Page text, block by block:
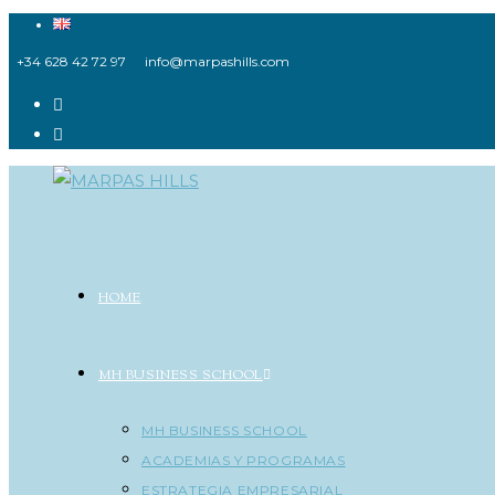
al
+34 628 42 72 97 info@marpashills.com
HOME
MH BUSINESS SCHOOL
MH BUSINESS SCHOOL
ACADEMIAS Y PROGRAMAS
ESTRATEGIA EMPRESARIAL